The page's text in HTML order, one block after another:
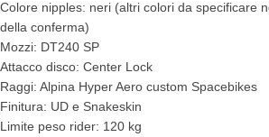
Colore nipples: neri (altri colori da specificare
della conferma)
Mozzi: DT240 SP
Attacco disco: Center Lock
Raggi: Alpina Hyper Aero custom Spacebikes
Finitura: UD e Snakeskin
Limite peso rider: 120 kg